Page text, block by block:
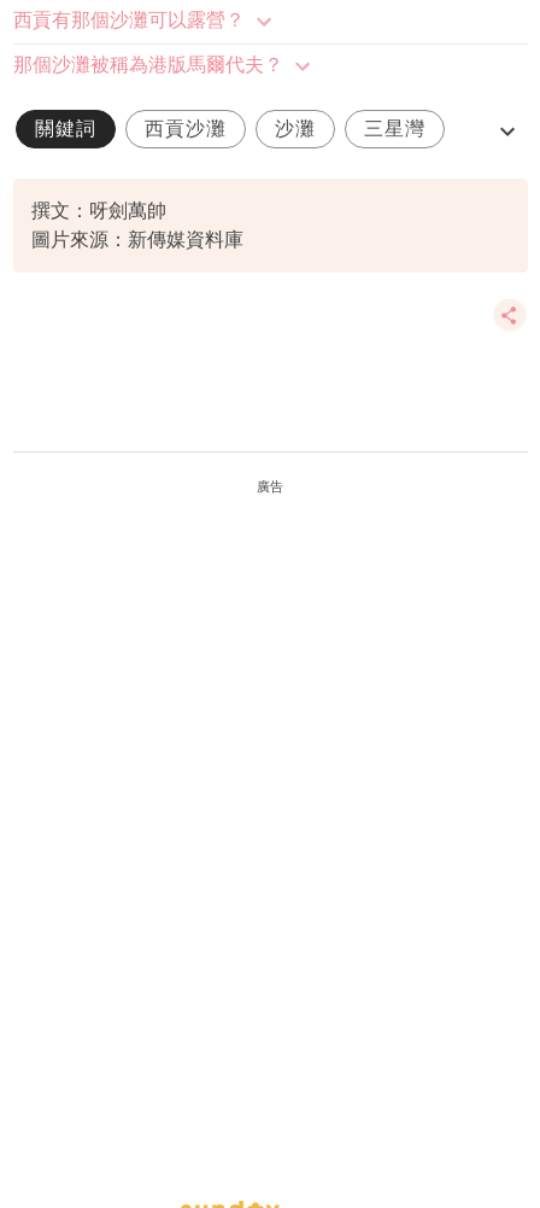
西貢有那個沙灘可以露營？
那個沙灘被稱為港版馬爾代夫？
關鍵詞 西貢沙灘 沙灘 三星灣
撰文：呀劍萬帥
圖片來源：新傳媒資料庫
廣告